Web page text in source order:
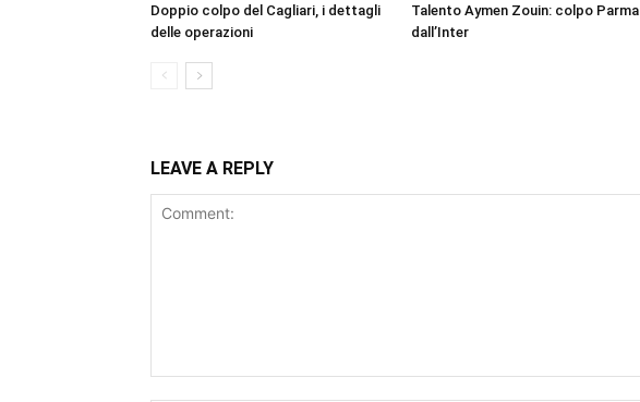
Doppio colpo del Cagliari, i dettagli
delle operazioni
Talento Aymen Zouin: colpo Parma
dall’Inter
LEAVE A REPLY